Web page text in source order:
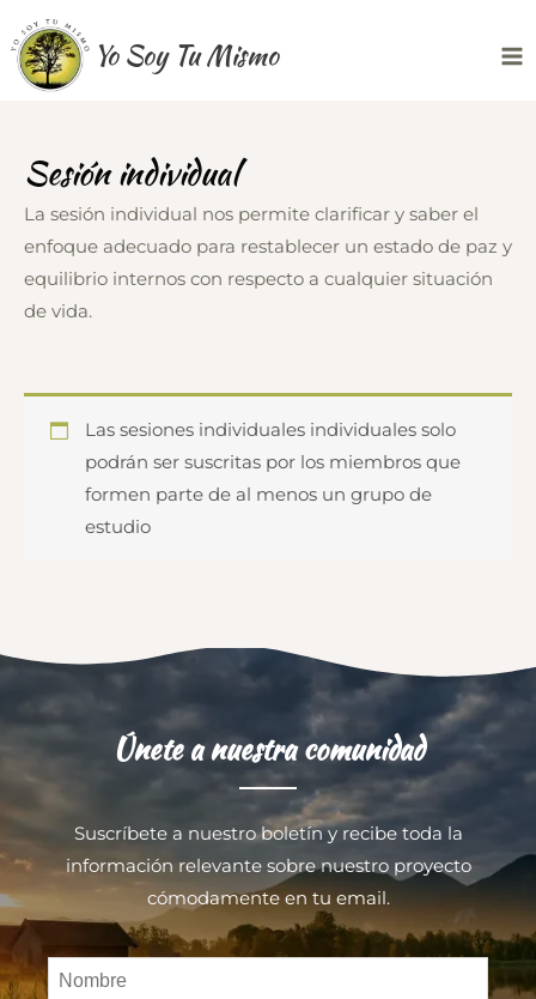
al
contenido
Yo Soy Tu Mismo
Sesión individual
La sesión individual nos permite clarificar y saber el
enfoque adecuado para restablecer un estado de paz y
equilibrio internos con respecto a cualquier situación
de vida.
Las sesiones individuales individuales solo
podrán ser suscritas por los miembros que
formen parte de al menos un grupo de
estudio
Únete a nuestra comunidad
Suscríbete a nuestro boletín y recibe toda la
información relevante sobre nuestro proyecto
cómodamente en tu email.